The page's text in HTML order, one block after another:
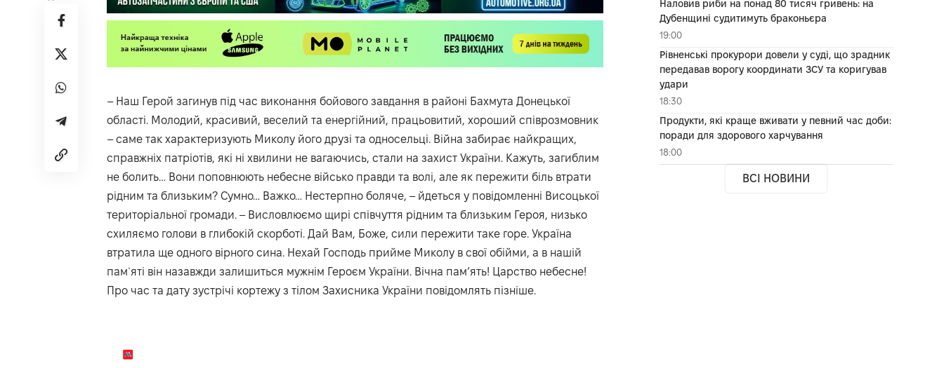
– Наш Герой загинув під час виконання бойового завдання в районі Бахмута Донецької
області. Молодий, красивий, веселий та енергійний, працьовитий, хороший співрозмовник
– саме так характеризують Миколу його друзі та односельці. Війна забирає найкращих,
справжніх патріотів, які ні хвилини не вагаючись, стали на захист України. Кажуть, загиблим
не болить… Вони поповнюють небесне військо правди та волі, але як пережити біль втрати
рідним та близьким? Сумно… Важко… Нестерпно боляче, – йдеться у повідомленні Висоцької
територіальної громади. – Висловлюємо щирі співчуття рідним та близьким Героя, низько
схиляємо голови в глибокій скорботі. Дай Вам, Боже, сили пережити таке горе. Україна
втратила ще одного вірного сина. Нехай Господь прийме Миколу в свої обійми, а в нашій
пам`яті він назавжди залишиться мужнім Героєм України. Вічна пам’ять! Царство небесне!
Про час та дату зустрічі кортежу з тілом Захисника України повідомлять пізніше.
Наловив риби на понад 80 тисяч гривень: на
Дубенщині судитимуть браконьєра
19:00
Рівненські прокурори довели у суді, що зрадник
передавав ворогу координати ЗСУ та коригував
удари
18:30
Продукти, які краще вживати у певний час доби:
поради для здорового харчування
18:00
ВСІ НОВИНИ